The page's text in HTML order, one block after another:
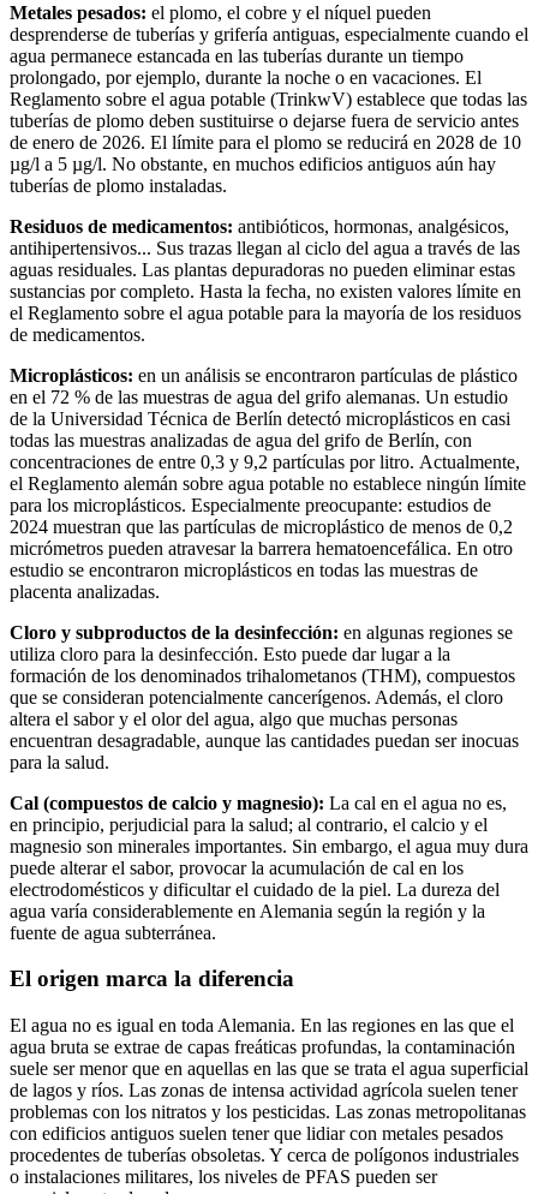
Metales pesados: el plomo, el cobre y el níquel pueden
desprenderse de tuberías y grifería antiguas, especialmente cuando el
agua permanece estancada en las tuberías durante un tiempo
prolongado, por ejemplo, durante la noche o en vacaciones. El
Reglamento sobre el agua potable (TrinkwV) establece que todas las
tuberías de plomo deben sustituirse o dejarse fuera de servicio antes
de enero de 2026. El límite para el plomo se reducirá en 2028 de 10
µg/l a 5 µg/l. No obstante, en muchos edificios antiguos aún hay
tuberías de plomo instaladas.
Residuos de medicamentos: antibióticos, hormonas, analgésicos,
antihipertensivos... Sus trazas llegan al ciclo del agua a través de las
aguas residuales. Las plantas depuradoras no pueden eliminar estas
sustancias por completo. Hasta la fecha, no existen valores límite en
el Reglamento sobre el agua potable para la mayoría de los residuos
de medicamentos.
Microplásticos: en un análisis se encontraron partículas de plástico
en el 72 % de las muestras de agua del grifo alemanas. Un estudio
de la Universidad Técnica de Berlín detectó microplásticos en casi
todas las muestras analizadas de agua del grifo de Berlín, con
concentraciones de entre 0,3 y 9,2 partículas por litro. Actualmente,
el Reglamento alemán sobre agua potable no establece ningún límite
para los microplásticos. Especialmente preocupante: estudios de
2024 muestran que las partículas de microplástico de menos de 0,2
micrómetros pueden atravesar la barrera hematoencefálica. En otro
estudio se encontraron microplásticos en todas las muestras de
placenta analizadas.
Cloro y subproductos de la desinfección: en algunas regiones se
utiliza cloro para la desinfección. Esto puede dar lugar a la
formación de los denominados trihalometanos (THM), compuestos
que se consideran potencialmente cancerígenos. Además, el cloro
altera el sabor y el olor del agua, algo que muchas personas
encuentran desagradable, aunque las cantidades puedan ser inocuas
para la salud.
Cal (compuestos de calcio y magnesio): La cal en el agua no es,
en principio, perjudicial para la salud; al contrario, el calcio y el
magnesio son minerales importantes. Sin embargo, el agua muy dura
puede alterar el sabor, provocar la acumulación de cal en los
electrodomésticos y dificultar el cuidado de la piel. La dureza del
agua varía considerablemente en Alemania según la región y la
fuente de agua subterránea.
El origen marca la diferencia
El agua no es igual en toda Alemania. En las regiones en las que el
agua bruta se extrae de capas freáticas profundas, la contaminación
suele ser menor que en aquellas en las que se trata el agua superficial
de lagos y ríos. Las zonas de intensa actividad agrícola suelen tener
problemas con los nitratos y los pesticidas. Las zonas metropolitanas
con edificios antiguos suelen tener que lidiar con metales pesados
procedentes de tuberías obsoletas. Y cerca de polígonos industriales
o instalaciones militares, los niveles de PFAS pueden ser